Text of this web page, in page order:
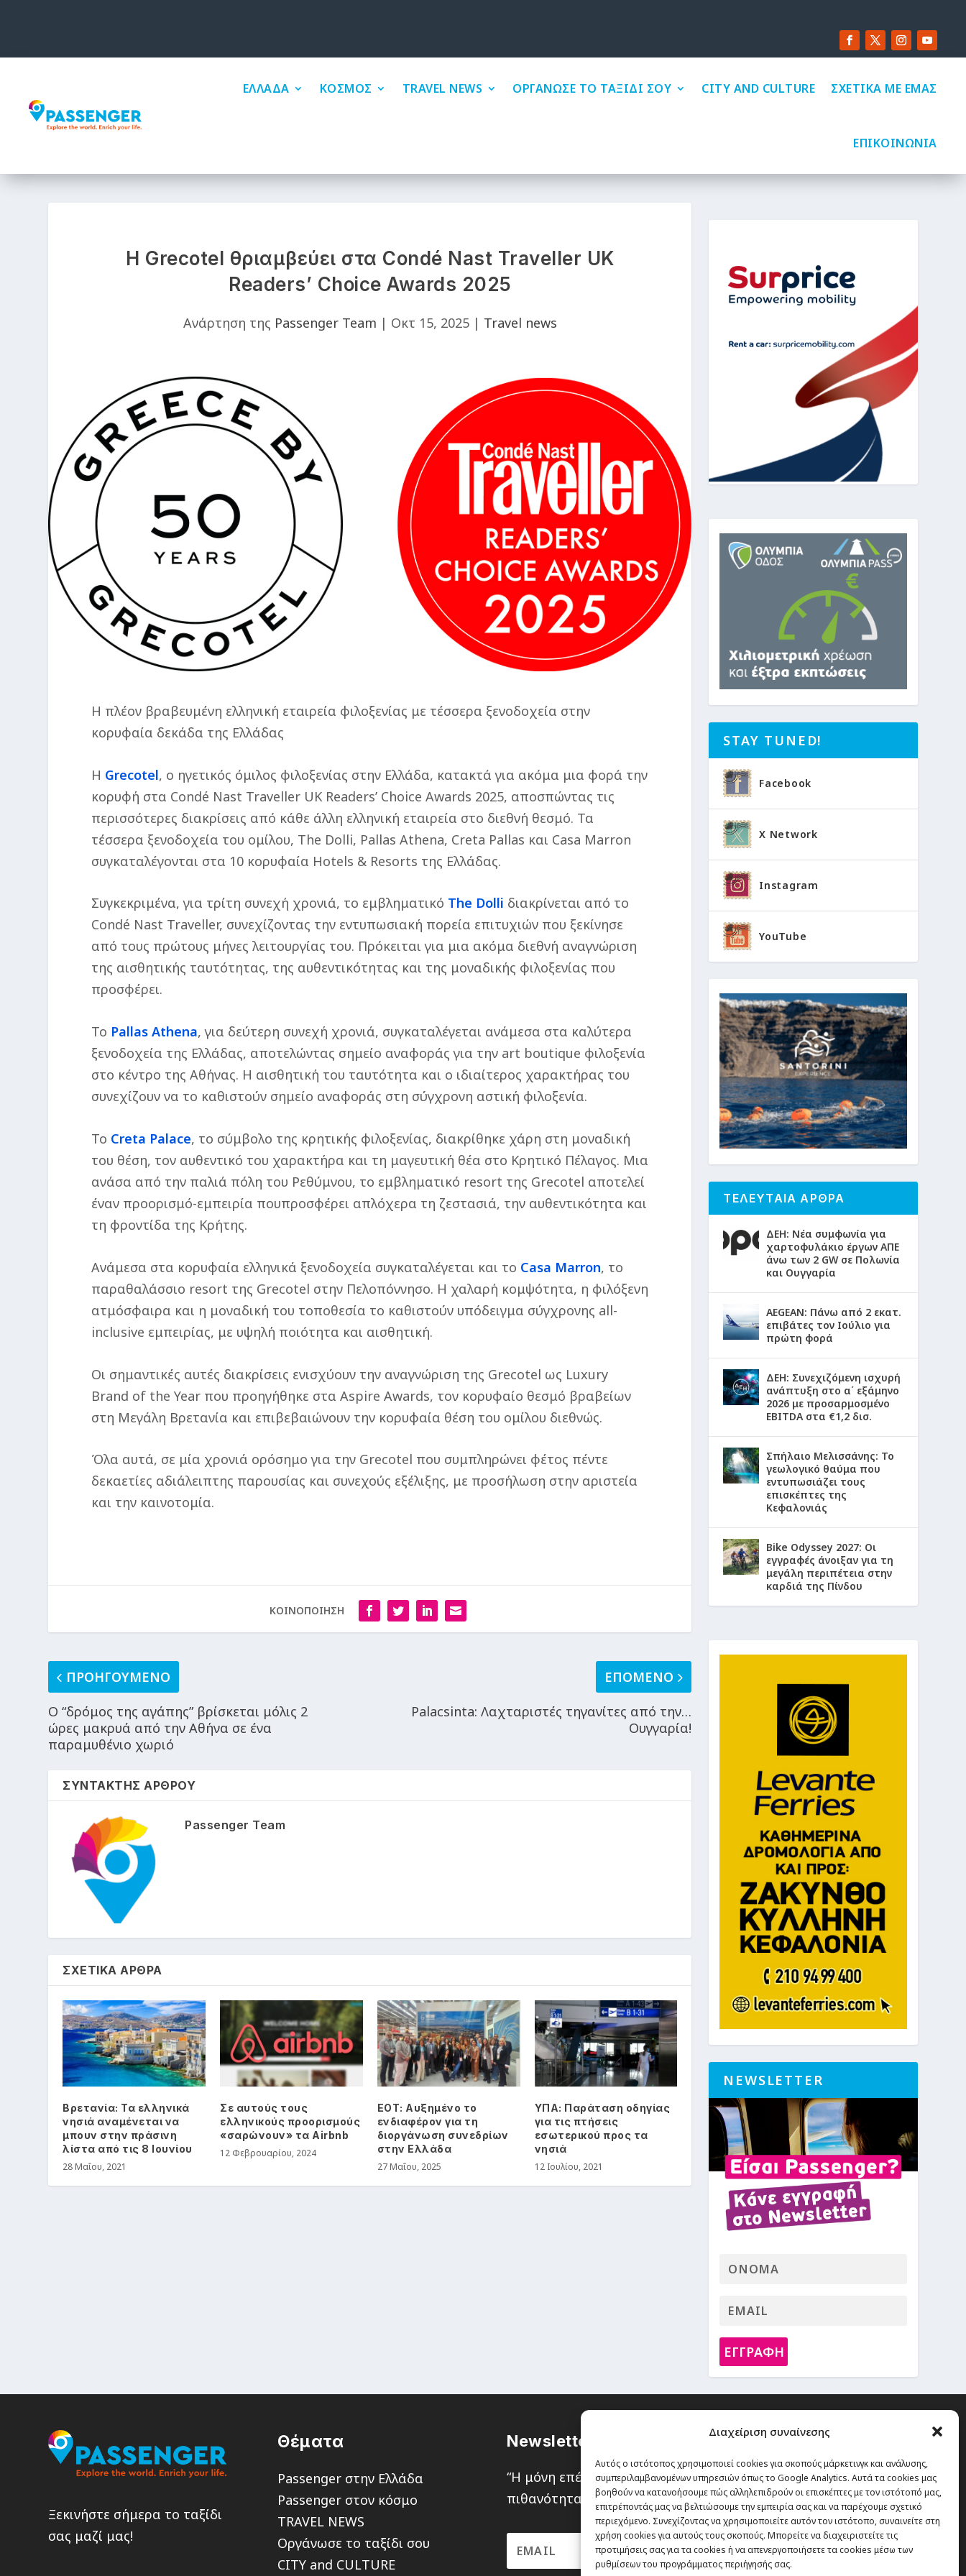
Διαχείριση συναίνεσης
Αυτός ο ιστότοπος χρησιμοποιεί cookies για σκοπούς μάρκετινγκ και ανάλυσης,
συμπεριλαμβανομένων υπηρεσιών όπως το Google Analytics. Αυτά τα cookies μας
βοηθούν να κατανοήσουμε πώς αλληλεπιδρούν οι επισκέπτες με τον ιστότοπό μας,
επιτρέποντάς μας να βελτιώσουμε την εμπειρία σας και να παρέχουμε σχετικό
περιεχόμενο. Συνεχίζοντας να χρησιμοποιείτε αυτόν τον ιστότοπο, συναινείτε στη
χρήση cookies για αυτούς τους σκοπούς. Μπορείτε να διαχειριστείτε τις
προτιμήσεις σας για τα cookies ή να απενεργοποιήσετε τα cookies μέσω των
ρυθμίσεων του προγράμματος περιήγησής σας.
ΕΛΛΑΔΑ ΚΟΣΜΟΣ TRAVEL NEWS ΟΡΓΑΝΩΣΕ ΤΟ ΤΑΞΙΔΙ ΣΟΥ CITY AND CULTURE ΣΧΕΤΙΚΑ ΜΕ ΕΜΑΣ
ΕΠΙΚΟΙΝΩΝΙΑ
Η Grecotel θριαμβεύει στα Condé Nast Traveller UK
Readers’ Choice Awards 2025
Ανάρτηση της Passenger Team | Οκτ 15, 2025| Travel news
Η πλέον βραβευμένη ελληνική εταιρεία φιλοξενίας με τέσσερα ξενοδοχεία στην
κορυφαία δεκάδα της Ελλάδας
Η Grecotel, ο ηγετικός όμιλος φιλοξενίας στην Ελλάδα, κατακτά για ακόμα μια φορά την
κορυφή στα Condé Nast Traveller UK Readers’ Choice Awards 2025, αποσπώντας τις
περισσότερες διακρίσεις από κάθε άλλη ελληνική εταιρεία στο διεθνή θεσμό. Τα
τέσσερα ξενοδοχεία του ομίλου, The Dolli, Pallas Athena, Creta Pallas και Casa Marron
συγκαταλέγονται στα 10 κορυφαία Hotels & Resorts της Ελλάδας.
Συγκεκριμένα, για τρίτη συνεχή χρονιά, το εμβληματικό The Dolli διακρίνεται από το
Condé Nast Traveller, συνεχίζοντας την εντυπωσιακή πορεία επιτυχιών που ξεκίνησε
από τους πρώτους μήνες λειτουργίας του. Πρόκειται για μια ακόμα διεθνή αναγνώριση
της αισθητικής ταυτότητας, της αυθεντικότητας και της μοναδικής φιλοξενίας που
προσφέρει.
Το Pallas Athena, για δεύτερη συνεχή χρονιά, συγκαταλέγεται ανάμεσα στα καλύτερα
ξενοδοχεία της Ελλάδας, αποτελώντας σημείο αναφοράς για την art boutique φιλοξενία
στο κέντρο της Αθήνας. Η αισθητική του ταυτότητα και ο ιδιαίτερος χαρακτήρας του
συνεχίζουν να το καθιστούν σημείο αναφοράς στη σύγχρονη αστική φιλοξενία.
Το Creta Palace, το σύμβολο της κρητικής φιλοξενίας, διακρίθηκε χάρη στη μοναδική
του θέση, τον αυθεντικό του χαρακτήρα και τη μαγευτική θέα στο Κρητικό Πέλαγος. Μια
ανάσα από την παλιά πόλη του Ρεθύμνου, το εμβληματικό resort της Grecotel αποτελεί
έναν προορισμό-εμπειρία πουπροσφέρει απλόχερα τη ζεστασιά, την αυθεντικότητα και
τη φροντίδα της Κρήτης.
Ανάμεσα στα κορυφαία ελληνικά ξενοδοχεία συγκαταλέγεται και το Casa Marron, το
παραθαλάσσιο resort της Grecotel στην Πελοπόννησο. Η χαλαρή κομψότητα, η φιλόξενη
ατμόσφαιρα και η μοναδική του τοποθεσία το καθιστούν υπόδειγμα σύγχρονης all-
inclusive εμπειρίας, με υψηλή ποιότητα και αισθητική.
Οι σημαντικές αυτές διακρίσεις ενισχύουν την αναγνώριση της Grecotel ως Luxury
Brand of the Year που προηγήθηκε στα Aspire Awards, τον κορυφαίο θεσμό βραβείων
στη Μεγάλη Βρετανία και επιβεβαιώνουν την κορυφαία θέση του ομίλου διεθνώς.
Όλα αυτά, σε μία χρονιά ορόσημο για την Grecotel που συμπληρώνει φέτος πέντε
δεκαετίες αδιάλειπτης παρουσίας και συνεχούς εξέλιξης, με προσήλωση στην αριστεία
και την καινοτομία.
ΚΟΙΝΟΠΟΙΗΣΗ
ΠΡΟΗΓΟΥΜΕΝΟ
Ο “δρόμος της αγάπης” βρίσκεται μόλις 2
ώρες μακρυά από την Αθήνα σε ένα
παραμυθένιο χωριό
ΕΠΟΜΕΝΟ
Palacsinta: Λαχταριστές τηγανίτες από την…
Ουγγαρία!
ΣΥΝΤΑΚΤΗΣ ΑΡΘΡΟΥ
Passenger Team
ΣΧΕΤΙΚΑ ΑΡΘΡΑ
Βρετανία: Τα ελληνικά
νησιά αναμένεται να
μπουν στην πράσινη
λίστα από τις 8 Ιουνίου
28 Μαΐου, 2021
Σε αυτούς τους
ελληνικούς προορισμούς
«σαρώνουν» τα Airbnb
12 Φεβρουαρίου, 2024
ΕΟΤ: Αυξημένο το
ενδιαφέρον για τη
διοργάνωση συνεδρίων
στην Ελλάδα
27 Μαΐου, 2025
ΥΠΑ: Παράταση οδηγίας
για τις πτήσεις
εσωτερικού προς τα
νησιά
12 Ιουλίου, 2021
STAY TUNED!
Facebook
X Network
Instagram
YouTube
ΤΕΛΕΥΤΑΙΑ ΑΡΘΡΑ
ΔΕΗ: Νέα συμφωνία για
χαρτοφυλάκιο έργων ΑΠΕ
άνω των 2 GW σε Πολωνία
και Ουγγαρία
AEGEAN: Πάνω από 2 εκατ.
επιβάτες τον Ιούλιο για
πρώτη φορά
ΔΕΗ: Συνεχιζόμενη ισχυρή
ανάπτυξη στο α΄ εξάμηνο
2026 με προσαρμοσμένο
EBITDA στα €1,2 δισ.
Σπήλαιο Μελισσάνης: Το
γεωλογικό θαύμα που
εντυπωσιάζει τους
επισκέπτες της
Κεφαλονιάς
Bike Odyssey 2027: Οι
εγγραφές άνοιξαν για τη
μεγάλη περιπέτεια στην
καρδιά της Πίνδου
NEWSLETTER
ΕΓΓΡΑΦΗ
Ξεκινήστε σήμερα το ταξίδι
σας μαζί μας!
Θέματα
Passenger στην Ελλάδα
Passenger στον κόσμο
TRAVEL NEWS
Οργάνωσε το ταξίδι σου
CITY and CULTURE
Newsletter
“H μόνη επένδυση από την οποία δεν έχεις καμία απολύτως
πιθανότητα να χάσεις, είναι τα ταξίδια.”
Εγγραφή